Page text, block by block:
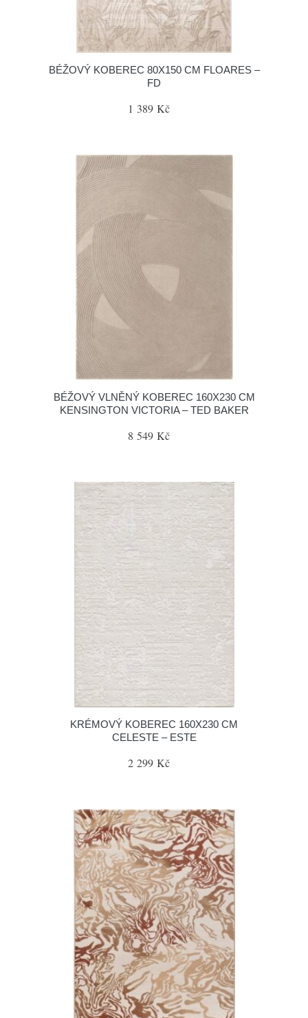
BÉŽOVÝ KOBEREC 80X150 CM FLOARES –
FD
1 389 Kč
BÉŽOVÝ VLNĚNÝ KOBEREC 160X230 CM
KENSINGTON VICTORIA – TED BAKER
8 549 Kč
KRÉMOVÝ KOBEREC 160X230 CM
CELESTE – ESTE
2 299 Kč